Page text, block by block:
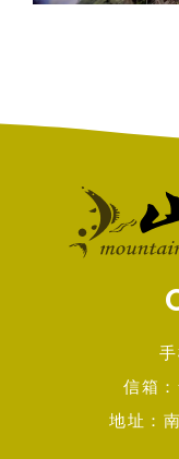
信箱
地址：